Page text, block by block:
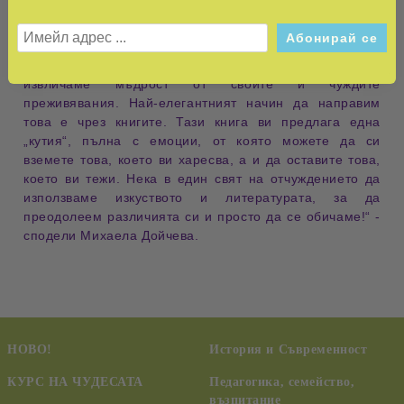
време и енергия да преоткриваме себе си. Тайната на
себеусъвършенстването се крие именно в това да
извличаме мъдрост от своите и чуждите
преживявания. Най-елегантният начин да направим
това е чрез книгите. Тази книга ви предлага една
„кутия“, пълна с емоции, от която можете да си
вземете това, което ви харесва, а и да оставите това,
което ви тежи. Нека в един свят на отчуждението да
използваме изкуството и литературата, за да
преодолеем различията си и просто да се обичаме!“ -
сподели Михаела Дойчева.
НОВО!
КУРС НА ЧУДЕСАТА
История и Съвременност
Педагогика, семейство,
възпитание